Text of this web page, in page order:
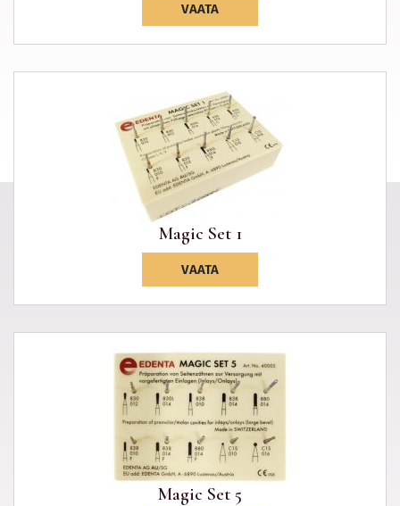
VAATA
Magic Set 1
VAATA
Magic Set 5